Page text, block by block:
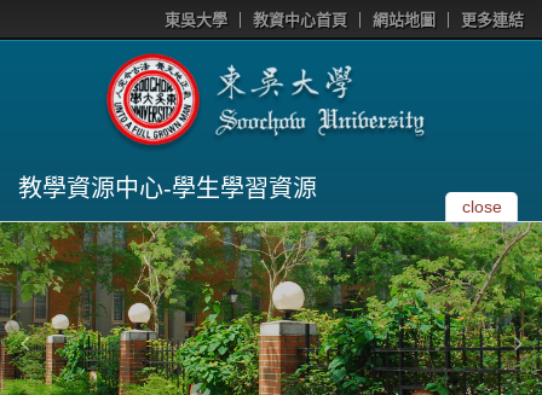
東吳大學 教資中心首頁 網站地圖 更多連結
教學資源中心-學生學習資源
close